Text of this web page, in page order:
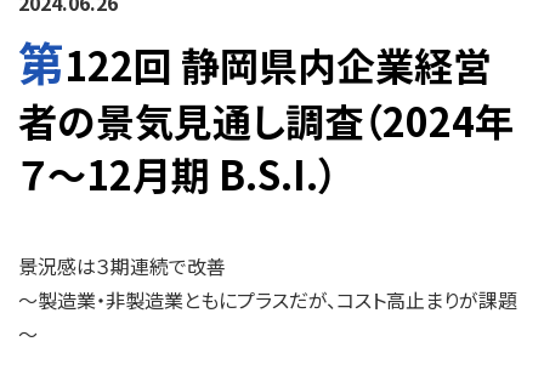
第122回 静岡県内企業経営
者の景気見通し調査（2024年
７～12月期 B.S.I.）
景況感は３期連続で改善
～製造業・非製造業ともにプラスだが、コスト高止まりが課題
～